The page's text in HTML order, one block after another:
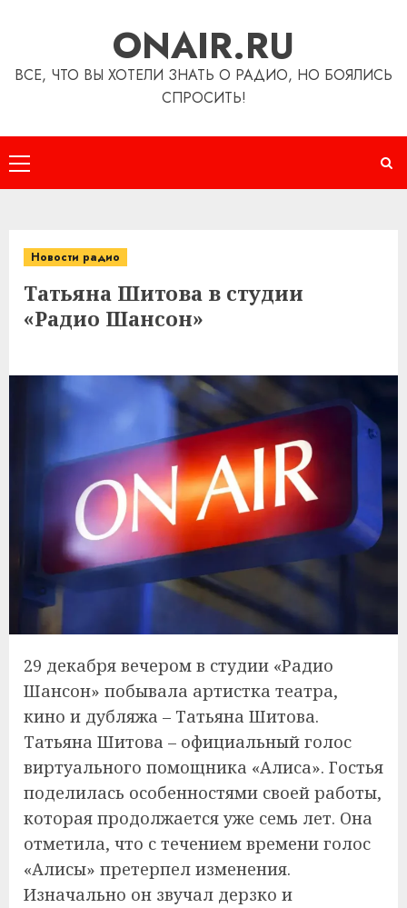
ONAIR.RU
ВСЕ, ЧТО ВЫ ХОТЕЛИ ЗНАТЬ О РАДИО, НО БОЯЛИСЬ
СПРОСИТЬ!
Основное
меню
Новости радио
Татьяна Шитова в студии
«Радио Шансон»
29 декабря вечером в студии «Радио
Шансон» побывала артистка театра,
кино и дубляжа – Татьяна Шитова.
Татьяна Шитова – официальный голос
виртуального помощника «Алиса». Гостья
поделилась особенностями своей работы,
которая продолжается уже семь лет. Она
отметила, что с течением времени голос
«Алисы» претерпел изменения.
Изначально он звучал дерзко и